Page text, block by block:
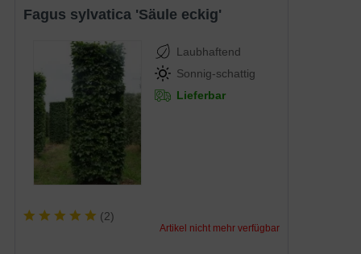
Fagus sylvatica 'Säule eckig'
Laubhaftend
Sonnig-schattig
Lieferbar
(2)
Artikel nicht mehr verfügbar